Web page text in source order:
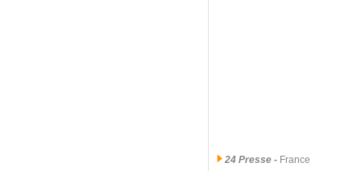
24 Presse - France